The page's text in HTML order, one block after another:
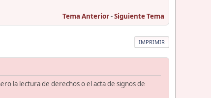
Tema Anterior-Siguiente Tema
IMPRIMIR
la lectura de derechos o el acta de signos de